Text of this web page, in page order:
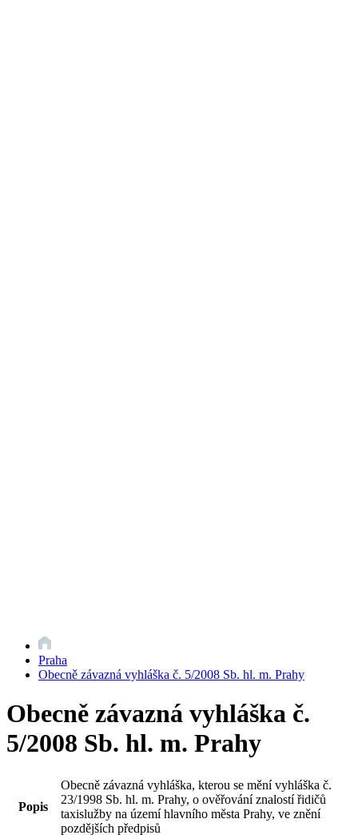
Praha
Obecně závazná vyhláška č. 5/2008 Sb. hl. m. Prahy
Obecně závazná vyhláška č.
5/2008 Sb. hl. m. Prahy
Popis
Obecně závazná vyhláška, kterou se mění vyhláška č.
23/1998 Sb. hl. m. Prahy, o ověřování znalostí řidičů
taxislužby na území hlavního města Prahy, ve znění
pozdějších předpisů